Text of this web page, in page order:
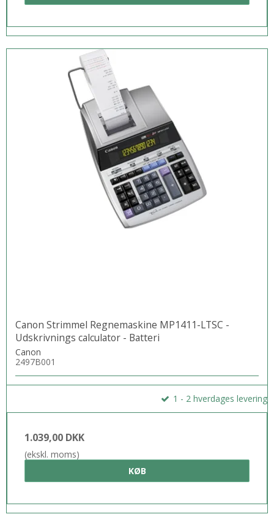
Canon Strimmel Regnemaskine MP1411-LTSC -
Udskrivnings calculator - Batteri
Canon
2497B001
1 - 2 hverdages levering
1.039,00 DKK
(ekskl. moms)
KØB